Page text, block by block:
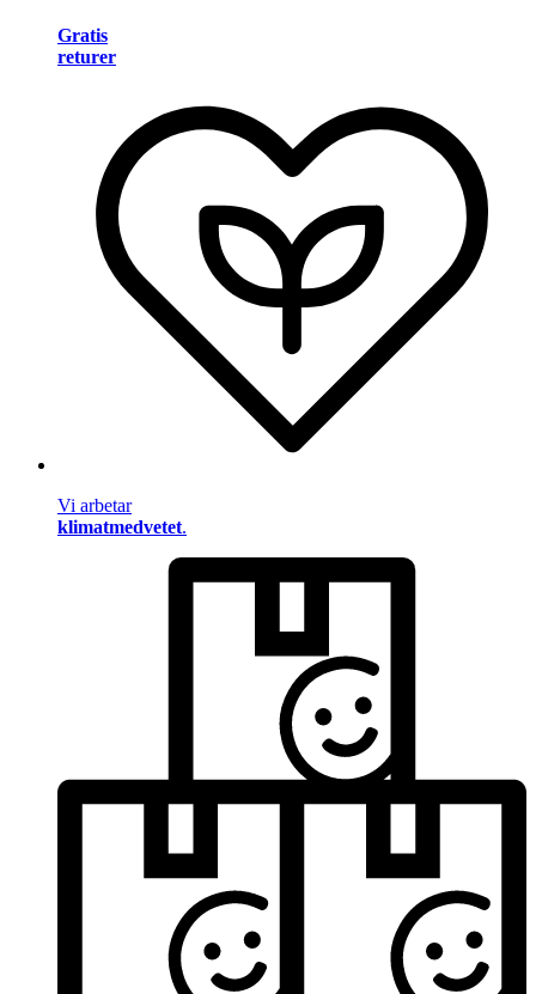
Gratis
returer
Vi arbetar
klimatmedvetet.